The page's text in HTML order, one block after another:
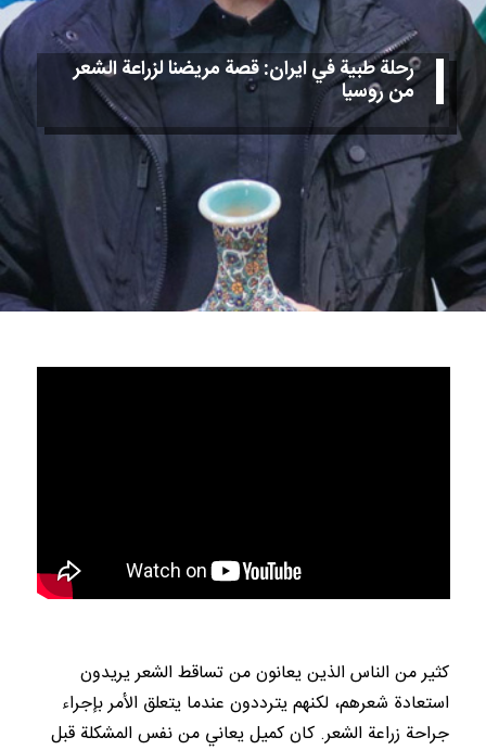
رحلة طبية في ايران: قصة مريضنا لزراعة الشعر
من روسيا
كثير من الناس الذين يعانون من تساقط الشعر يريدون
استعادة شعرهم، لكنهم يترددون عندما يتعلق الأمر بإجراء
جراحة زراعة الشعر. كان كميل يعاني من نفس المشكلة قبل